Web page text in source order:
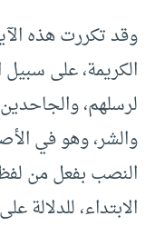
وقد تكررت هذه
الكريمة، على سبيل
لرسلهم،
والشر، وهو في
النصب بفعل من
الابتداء، للدلالة